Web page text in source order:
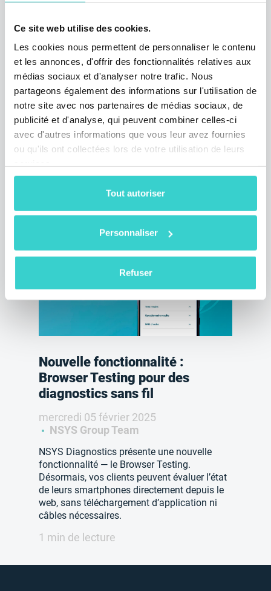
Ce site web utilise des cookies.
Les cookies nous permettent de personnaliser le contenu
et les annonces, d'offrir des fonctionnalités relatives aux
médias sociaux et d'analyser notre trafic. Nous
partageons également des informations sur l'utilisation de
notre site avec nos partenaires de médias sociaux, de
publicité et d'analyse, qui peuvent combiner celles-ci
avec d'autres informations que vous leur avez fournies
ou qu'ils ont collectées lors de votre utilisation de leurs
Tout autoriser
Personnaliser
Refuser
Impressions de NSYS Group sur
le Circular Markets 2025
lundi 10 février 2025
NSYS Group Team
En février, notre équipe a assisté à Circular
Markets pour échanger sur le développement
durable de l'industrie des appareils
d'occasion. Lisez nos impressions sur
Nouvelle fonctionnalité :
Browser Testing pour des
diagnostics sans fil
mercredi 05 février 2025
NSYS Group Team
NSYS Diagnostics présente une nouvelle
fonctionnalité — le Browser Testing.
Désormais, vos clients peuvent évaluer l’état
de leurs smartphones directement depuis le
web, sans téléchargement d’application ni
câbles nécessaires.
1 min de lecture